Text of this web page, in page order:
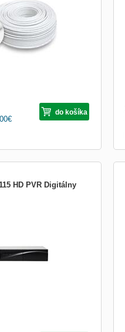
€
do košíka
HD PVR Digitálny
menu, teletext, HDMI
konektor, SPDIF, Le